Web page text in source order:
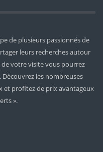
de plusieurs passionnés de
leurs recherches autour
votre visite vous pourrez
les nombreuses
et profitez de prix avantageux
».